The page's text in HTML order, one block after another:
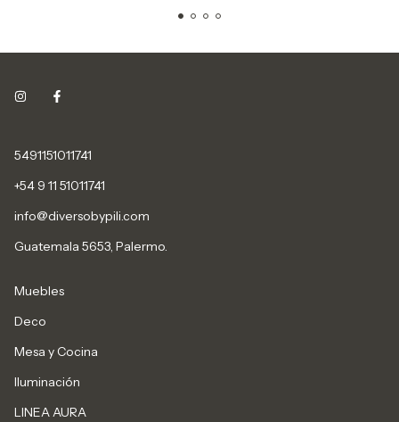
5491151011741
+54 9 11 51011741
info@diversobypili.com
Guatemala 5653, Palermo.
Muebles
Deco
Mesa y Cocina
Iluminación
LINEA AURA